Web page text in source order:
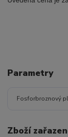
Parametry
Fosforbroznový
Zboží